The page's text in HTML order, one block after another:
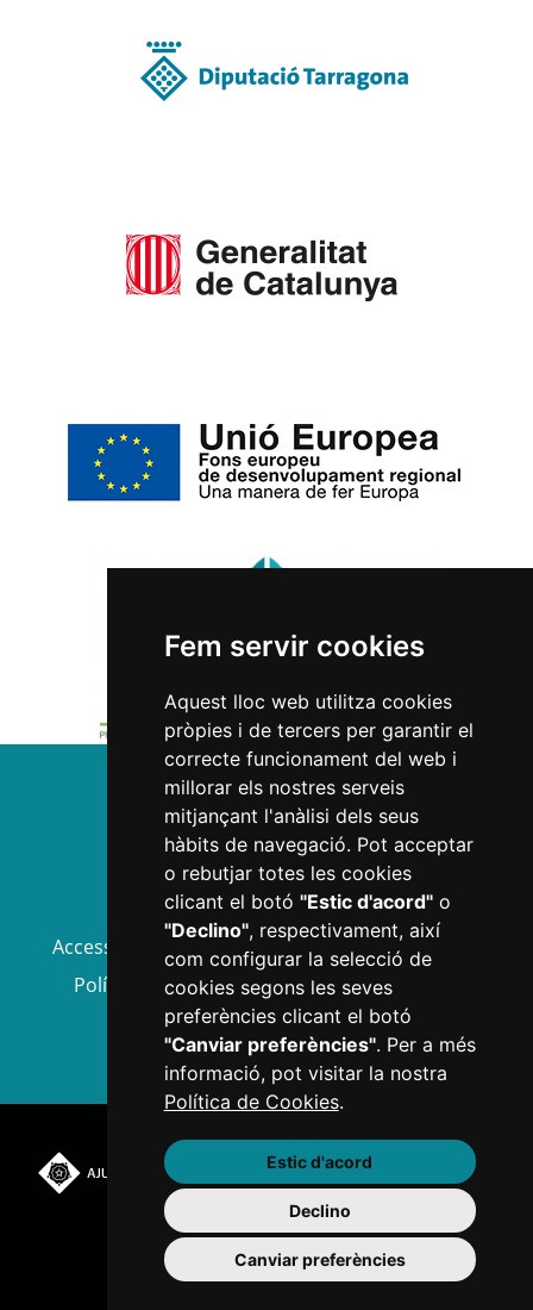
Fem servir cookies
Aquest lloc web utilitza cookies
pròpies i de tercers per garantir el
correcte funcionament del web i
millorar els nostres serveis
mitjançant l'anàlisi dels seus
hàbits de navegació. Pot acceptar
o rebutjar totes les cookies
clicant el botó "Estic d'acord"o
"Declino", respectivament, així
com configurar la selecció de
cookies segons les seves
preferències clicant el botó
"Canviar preferències". Per a més
informació, pot visitar la nostra
Política de Cookies.
Estic d'acord
Declino
Canviar preferències
Accessibilitat Avís legal
Política de privacitat
Política de cookies
Informació Bàsica RGPD
Mapa web
Configurar cookies
Plaça del Mercadal ·
977 010 010
ajuntament@reus.cat